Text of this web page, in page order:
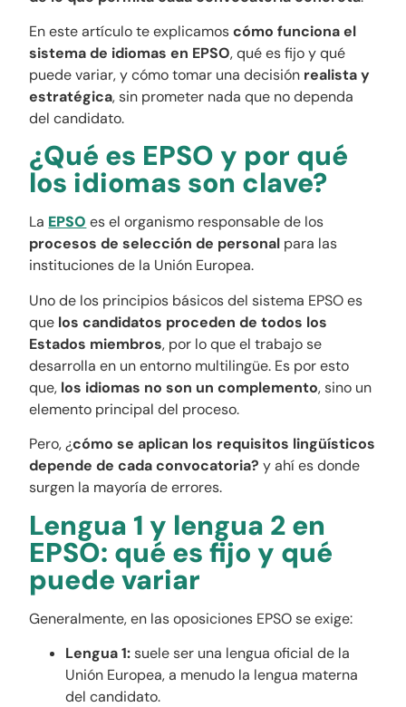
En este artículo te explicamoscómo funciona el
sistema de idiomas en EPSO, qué es fijo y qué
puede variar, y cómo tomar una decisión realista y
estratégica, sin prometer nada que no dependa
del candidato.
¿Qué es EPSO y por qué
los idiomas son clave?
La EPSO es el organismo responsable de los
procesos de selección de personal para las
instituciones de la Unión Europea.
Uno de los principios básicos del sistema EPSO es
que los candidatos proceden de todos los
Estados miembros, por lo que el trabajo se
desarrolla en un entorno multilingüe. Es por esto
que, los idiomas no son un complemento, sino un
elemento principal del proceso.
Pero, ¿cómo se aplican los requisitos lingüísticos
depende de cada convocatoria? y ahí es donde
surgen la mayoría de errores.
Lengua 1 y lengua 2 en
EPSO: qué es fijo y qué
puede variar
Generalmente, en las oposiciones EPSO se exige:
Lengua 1:suele ser una lengua oficial de la
Unión Europea, a menudo la lengua materna
del candidato.